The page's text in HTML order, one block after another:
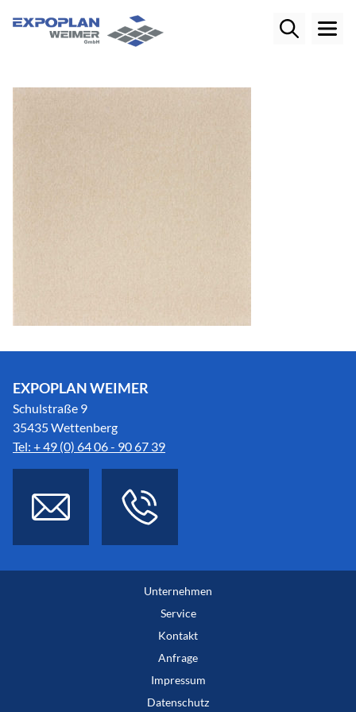
EXPOPLAN WEIMER
Schulstraße 9
35435 Wettenberg
Tel: + 49 (0) 64 06 - 90 67 39
Unternehmen
Service
Kontakt
Anfrage
Impressum
Datenschutz